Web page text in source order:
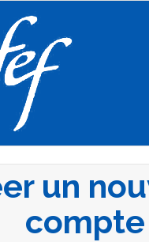
un
compte